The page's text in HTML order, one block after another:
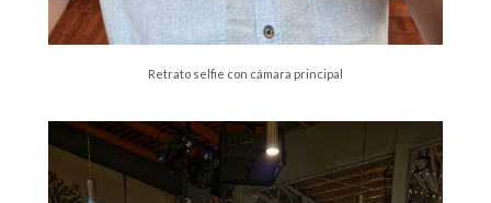
Retrato selfie con cámara principal